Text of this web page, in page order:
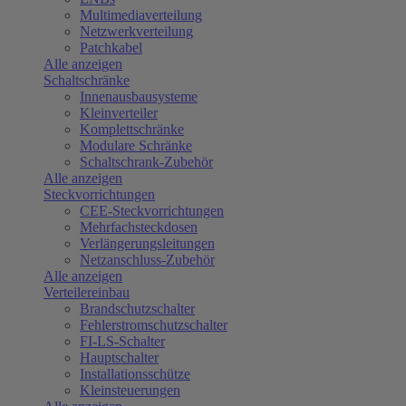
Multimediaverteilung
Netzwerkverteilung
Patchkabel
Alle anzeigen
Schaltschränke
Innenausbausysteme
Kleinverteiler
Komplettschränke
Modulare Schränke
Schaltschrank-Zubehör
Alle anzeigen
Steckvorrichtungen
CEE-Steckvorrichtungen
Mehrfachsteckdosen
Verlängerungsleitungen
Netzanschluss-Zubehör
Alle anzeigen
Verteilereinbau
Brandschutzschalter
Fehlerstromschutzschalter
FI-LS-Schalter
Hauptschalter
Installationsschütze
Kleinsteuerungen